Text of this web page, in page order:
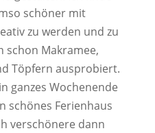
schöner mit
zu werden und zu
schon Makramee,
Töpfern ausprobiert.
ganzes Wochenende
schönes Ferienhaus
verschönere dann